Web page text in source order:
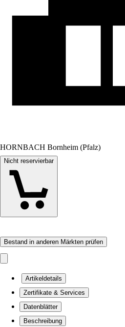
HORNBACH Bornheim (Pfalz)
Nicht reservierbar
Bestand in anderen Märkten prüfen
Artikeldetails
Zertifikate & Services
Datenblätter
Beschreibung